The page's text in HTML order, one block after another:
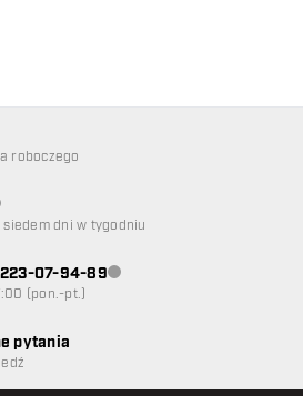
pytania
roboczego
klienta niedostępna
dni w tygodniu
223-07-94-89Obsługa klienta niedostępna
(pon.-pt.)